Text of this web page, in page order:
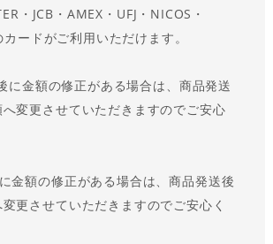
・JCB・AMEX・UFJ・NICOS・
ードがご利用いただけます。
に金額の修正がある場合は、商品発送
変更させていただきますのでご安心
金額の修正がある場合は、商品発送後
更させていただきますのでご安心く